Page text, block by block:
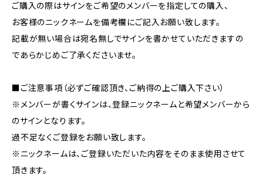
ご購入の際はサインをご希望のメンバーを指定しての購入、
お客様のニックネームを備考欄にご記入お願い致します。
記載が無い場合は宛名無しでサインを書かせていただきますの
であらかじめご了承くださいませ。
■ご注意事項（必ずご確認頂き、ご納得の上ご購入下さい）
※メンバーが書くサインは、登録ニックネームと希望メンバーから
のサインとなります。
過不足なくご登録をお願い致します。
※ニックネームは、ご登録いただいた内容をそのまま使用させて
頂きます。